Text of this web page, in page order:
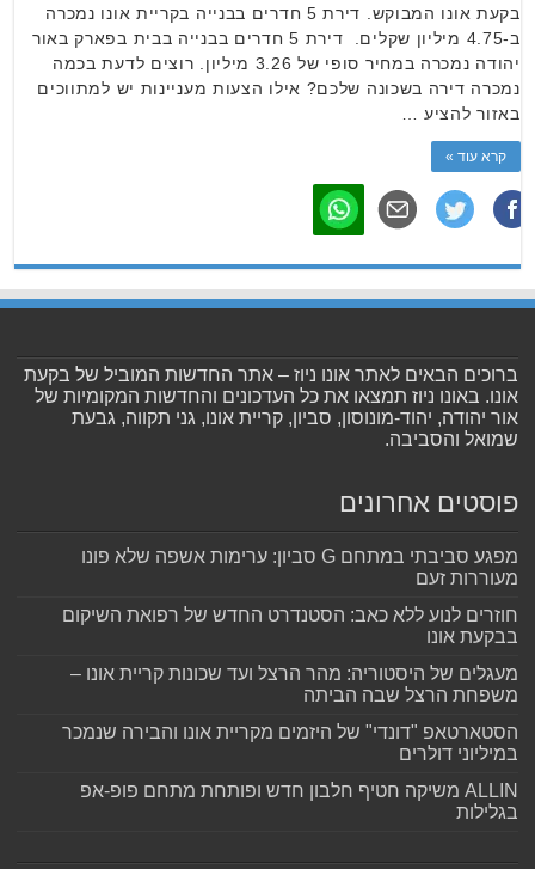
בקעת אונו המבוקש. דירת 5 חדרים בבנייה בקריית אונו נמכרה
ב-4.75 מיליון שקלים. דירת 5 חדרים בבנייה בבית בפארק באור
יהודה נמכרה במחיר סופי של 3.26 מיליון. רוצים לדעת בכמה
נמכרה דירה בשכונה שלכם? אילו הצעות מעניינות יש למתווכים
באזור להציע …
קרא עוד »
ברוכים הבאים לאתר אונו ניוז – אתר החדשות המוביל של בקעת
אונו. באונו ניוז תמצאו את כל העדכונים והחדשות המקומיות של
אור יהודה, יהוד-מונוסון, סביון, קריית אונו, גני תקווה, גבעת
שמואל והסביבה.
פוסטים אחרונים
מפגע סביבתי במתחם G סביון: ערימות אשפה שלא פונו
מעוררות זעם
חוזרים לנוע ללא כאב: הסטנדרט החדש של רפואת השיקום
בבקעת אונו
מעגלים של היסטוריה: מהר הרצל ועד שכונות קריית אונו –
משפחת הרצל שבה הביתה
הסטארטאפ "דונדי" של היזמים מקריית אונו והבירה שנמכר
במיליוני דולרים
ALLIN משיקה חטיף חלבון חדש ופותחת מתחם פופ-אפ
בגלילות